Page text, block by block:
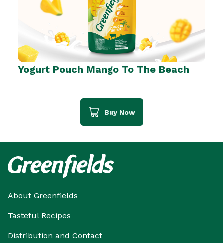
Yogurt Pouch Mango To The Beach
Buy Now
About Greenfields
Tasteful Recipes
Distribution and Contact